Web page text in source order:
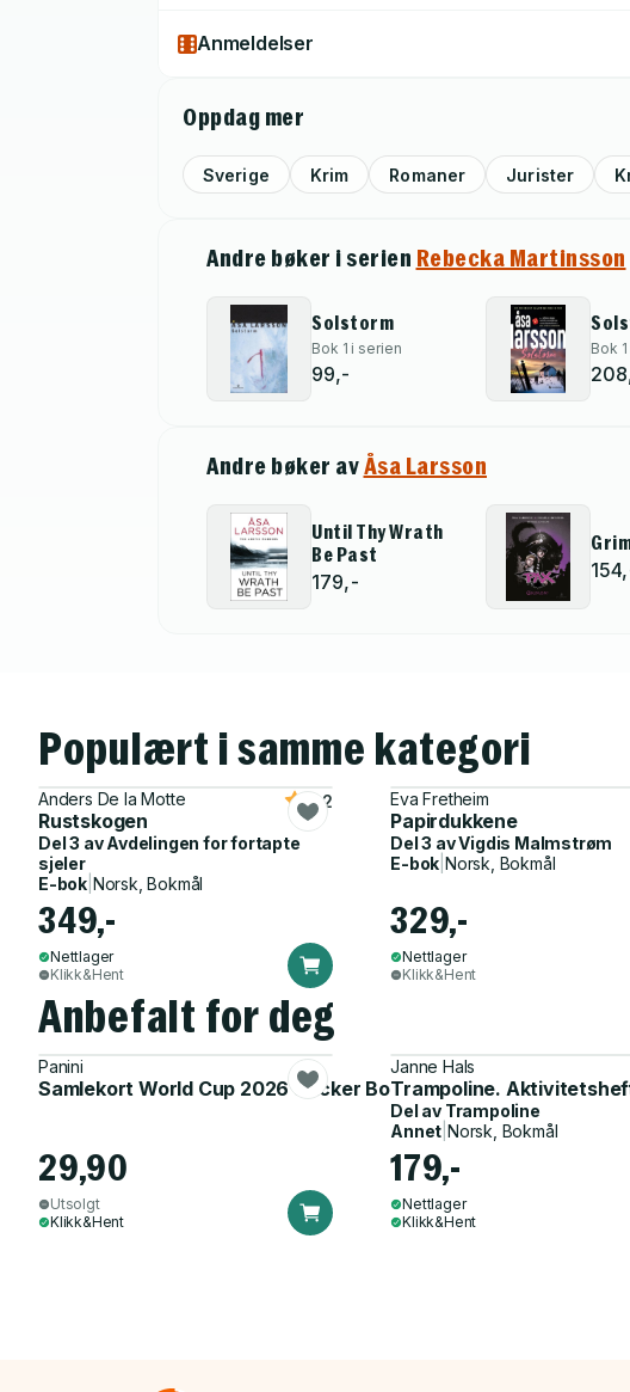
Anmeldelser
Oppdag mer
Sverige Krim Romaner Jurister
Andre bøker i serien Rebecka Martinsson
Solstorm
Bok 1 i serien
99,-
Bok
Andre bøker avÅsa Larsson
Until Thy Wrath
Be Past
179,-
Populært i samme kategori
Anders De la Motte
Rustskogen
4.2
Del 3 avAvdelingen for fortapte
sjeler
E-bok Norsk, Bokmål
349,-
Nettlager
Klikk&Hent
Eva Fretheim
Papirdukkene
Del 3 avVigdis Malmstrøm
E-bok Norsk, Bokmål
329,-
Nettlager
Klikk&Hent
Anbefalt for deg
Panini
Samlekort World Cup 2026 Sticker Booster
29,90
Utsolgt
Klikk&Hent
Janne Hals
Trampoline.
Del av Trampoline
Annet Norsk, Bokmål
179,-
Nettlager
Klikk&Hent